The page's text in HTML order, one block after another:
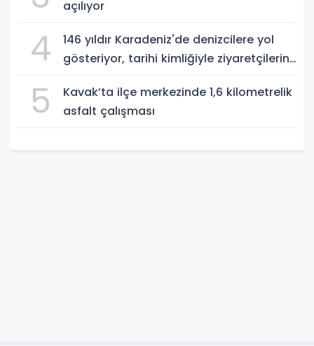
açılıyor
4
146 yıldır Karadeniz'de denizcilere yol
gösteriyor, tarihi kimliğiyle ziyaretçilerin
5
Kavak’ta ilçe merkezinde 1,6 kilometrelik
asfalt çalışması